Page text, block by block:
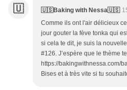
🇺 🇺🇸Baking with Nessa🇺🇸
Comme ils ont l'air délicieux
jour gouter la fève tonka qui
si cela te dit, je suis la
#126. J’espère que le thème
https://bakingwithnessa.com/
Bises et à très vite si tu